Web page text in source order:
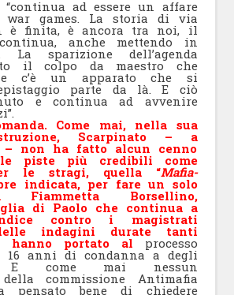
ad essere un affare
games. La storia di via
è finita, è ancora tra noi, il
anche mettendo in
sparizione dell’agenda
il colpo da maestro che
c’è un apparato che si
parte da là. E ciò
e continua ad avvenire
Come mai, nella sua
Scarpinato – a
– non ha fatto alcun cenno
piste più credibili come
le stragi, quella “Mafia-
indicata, per fare un solo
Fiammetta Borsellino,
di Paolo che continua a
contro i magistrati
indagini durate tanti
hanno portato al processo
16 anni di condanna a degli
E come mai nessun
della commissione Antimafia
pensato bene di chiedere